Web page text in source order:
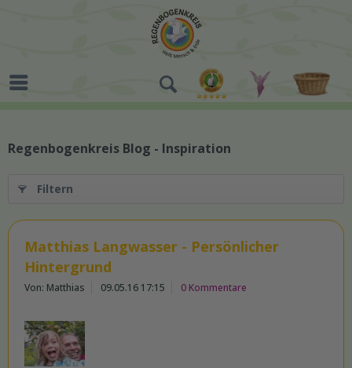
Regenbogenkreis Blog - Inspiration
Filtern
Matthias Langwasser - Persönlicher
Hintergrund
Von: Matthias 09.05.16 17:15 0 Kommentare